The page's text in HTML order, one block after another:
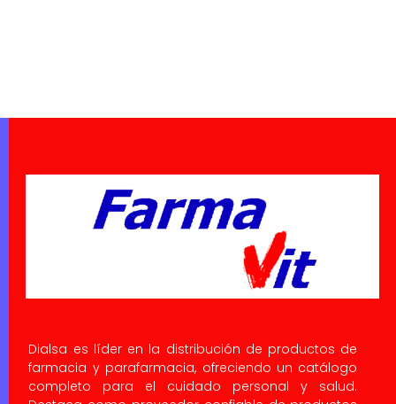
Dialsa es líder en la distribución de productos de
farmacia y parafarmacia, ofreciendo un catálogo
completo para el cuidado personal y salud.